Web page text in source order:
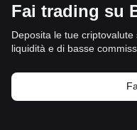
Fai trading su
Deposita le tue
liquidità e di basse